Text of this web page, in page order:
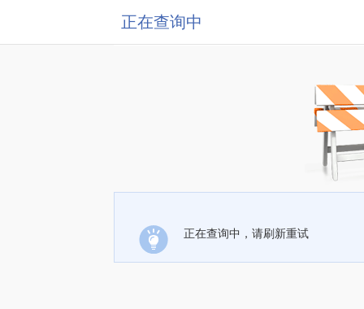
正在查询中
正在查询中，请刷新重试